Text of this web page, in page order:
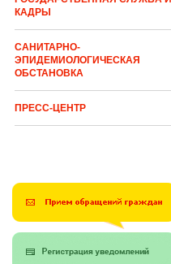
КАДРЫ
САНИТАРНО-
ЭПИДЕМИОЛОГИЧЕСКАЯ
ОБСТАНОВКА
ПРЕСС-ЦЕНТР